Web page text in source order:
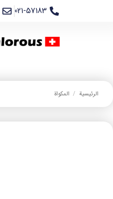
021-57183
الرئيسية / المكواة